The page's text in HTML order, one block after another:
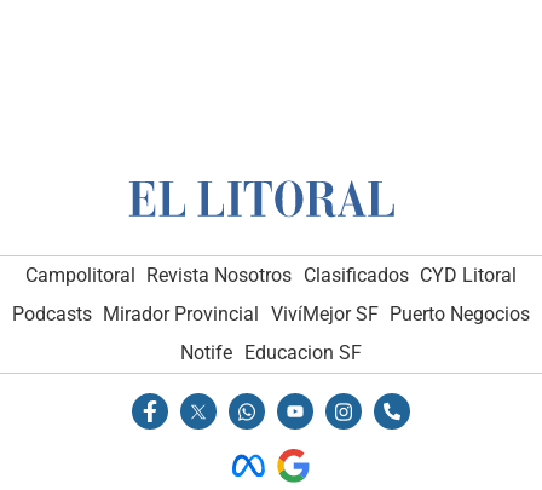
Campolitoral Revista Nosotros Clasificados CYD Litoral
Podcasts Mirador Provincial VivíMejor SF Puerto Negocios
Notife Educacion SF